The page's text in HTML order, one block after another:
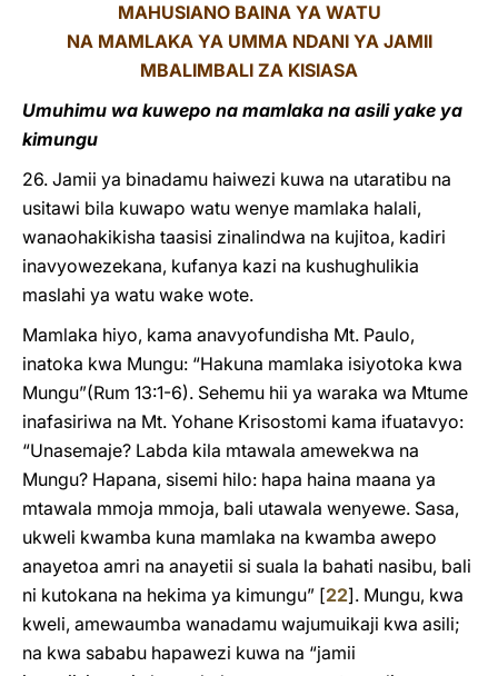
MAHUSIANO BAINA YA WATU
NA MAMLAKA YA UMMA NDANI YA JAMII
MBALIMBALI ZA KISIASA
Umuhimu wa kuwepo na mamlaka na asili yake ya
kimungu
26. Jamii ya binadamu haiwezi kuwa na utaratibu na
usitawi bila kuwapo watu wenye mamlaka halali,
wanaohakikisha taasisi zinalindwa na kujitoa, kadiri
inavyowezekana, kufanya kazi na kushughulikia
maslahi ya watu wake wote.
Mamlaka hiyo, kama anavyofundisha Mt. Paulo,
inatoka kwa Mungu: “Hakuna mamlaka isiyotoka kwa
Mungu”(Rum 13:1-6). Sehemu hii ya waraka wa Mtume
inafasiriwa na Mt. Yohane Krisostomi kama ifuatavyo:
“Unasemaje? Labda kila mtawala amewekwa na
Mungu? Hapana, sisemi hilo: hapa haina maana ya
mtawala mmoja mmoja, bali utawala wenyewe. Sasa,
ukweli kwamba kuna mamlaka na kwamba awepo
anayetoa amri na anayetii si suala la bahati nasibu, bali
ni kutokana na hekima ya kimungu” [22]. Mungu, kwa
kweli, amewaumba wanadamu wajumuikaji kwa asili;
na kwa sababu hapawezi kuwa na “jamii